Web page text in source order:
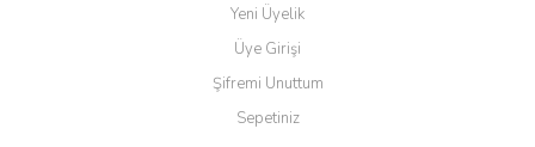
Yeni Üyelik
Üye Girişi
Şifremi Unuttum
Sepetiniz